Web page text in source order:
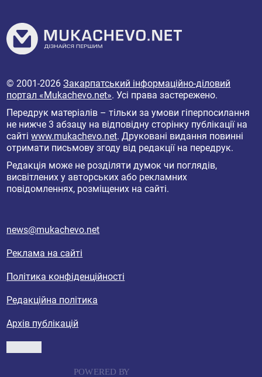
© 2001-2026Закарпатський інформаційно-діловий
портал «Mukachevo.net». Усі права застережено.
Передрук матеріалів – тільки за умови гіперпосилання
не нижче 3 абзацу на відповідну сторінку публікації на
сайтіwww.mukachevo.net. Друковані видання повинні
отримати письмову згоду від редакції на передрук.
Редакція може не розділяти думок чи поглядів,
висвітлених у авторських або рекламних
повідомленнях, розміщених на сайті.
news@mukachevo.net
Реклама на сайті
Політика конфіденційності
Редакційна політика
Архів публікацій